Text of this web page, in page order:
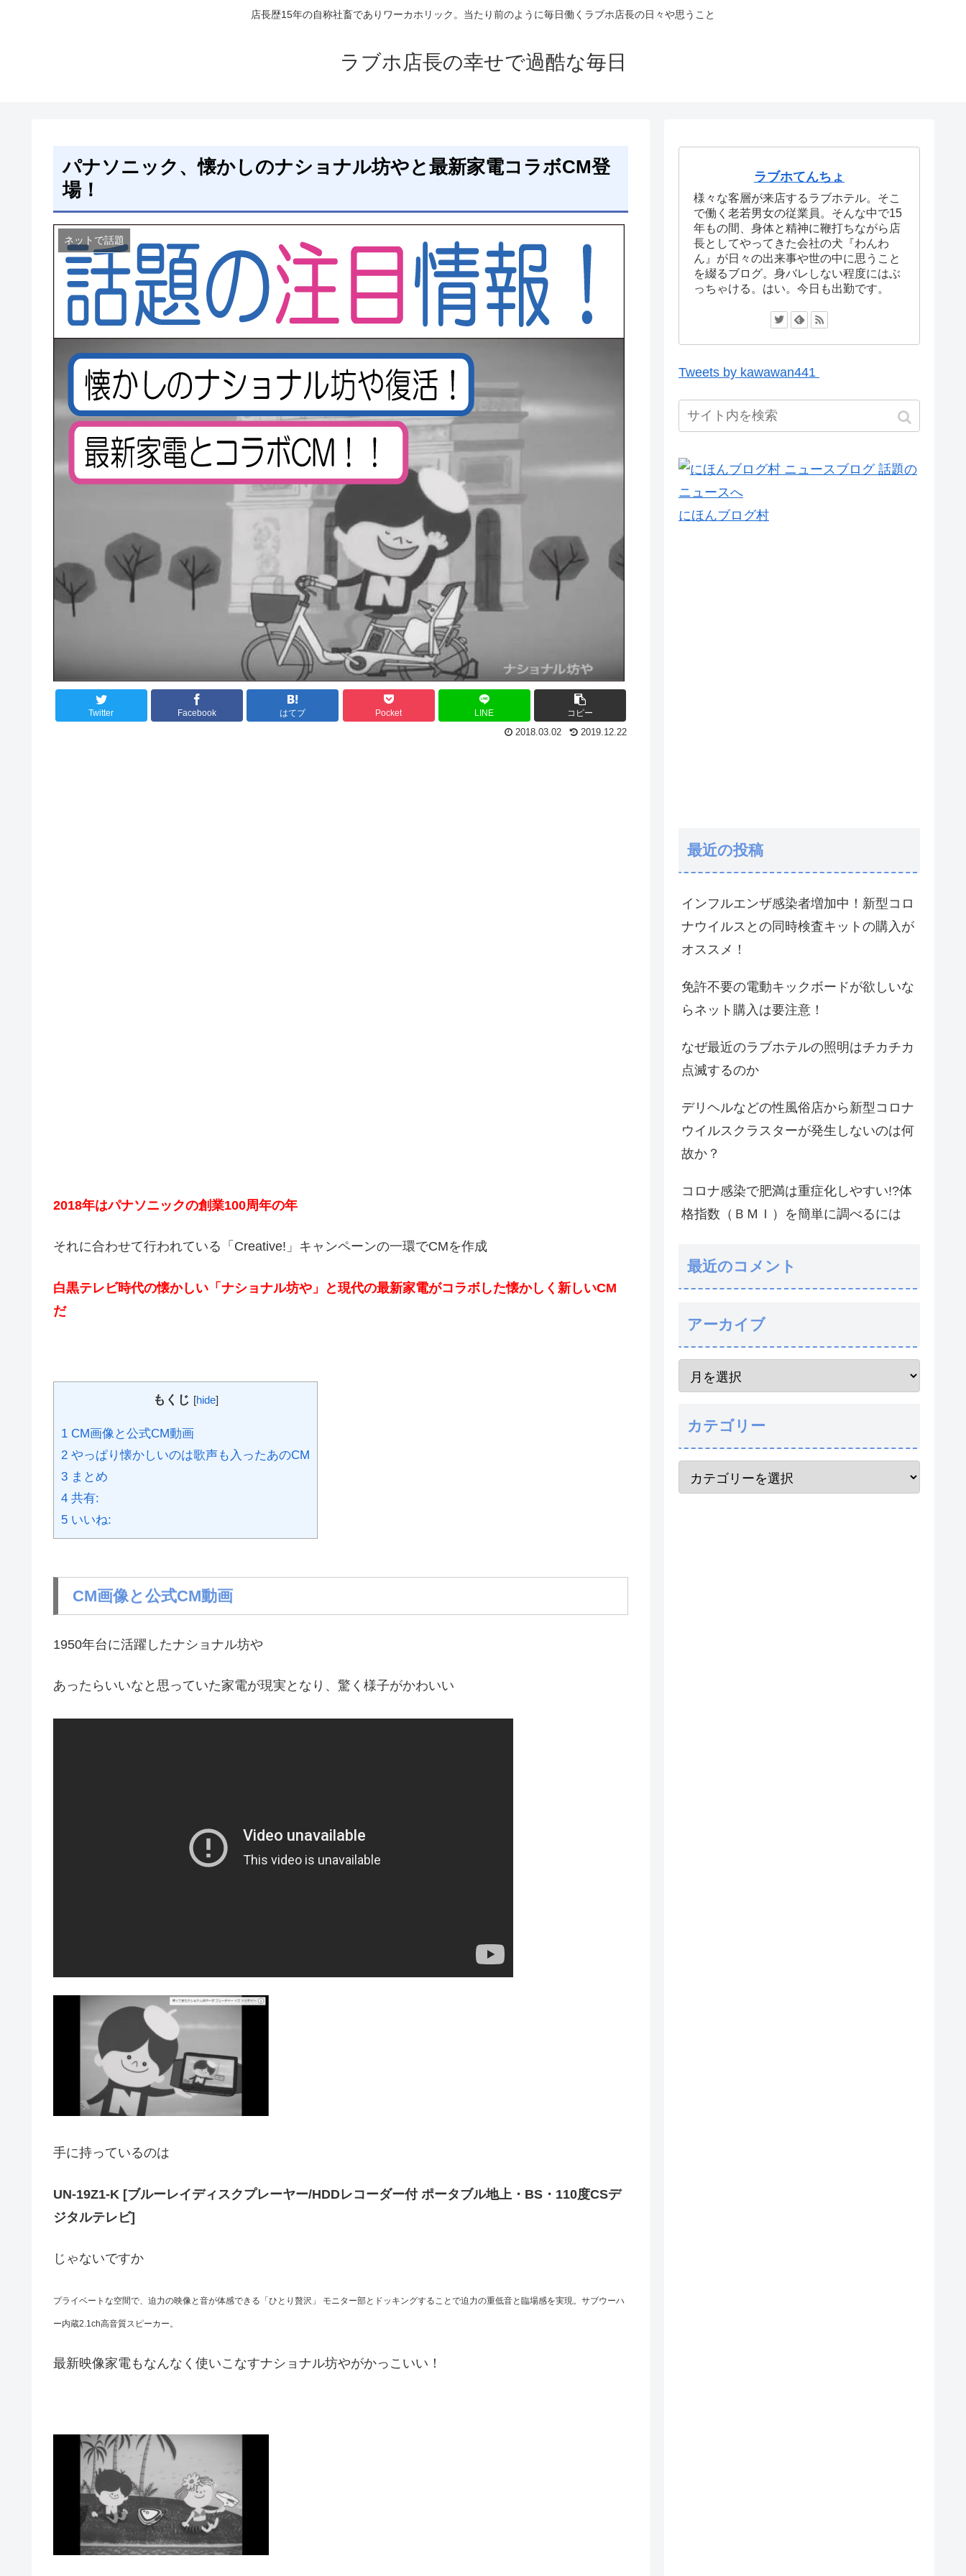
店長歴15年の自称社畜でありワーカホリック。当たり前のように毎日働くラブホ店長の日々や思うこと
ラブホ店長の幸せで過酷な毎日
パナソニック、懐かしのナショナル坊やと最新家電コラボCM登
場！
ネットで話題
Twitter Facebook はてブ Pocket LINE
コピー
2019.12.22
2018.03.02
2018年はパナソニックの創業100周年の年
それに合わせて行われている「Creative!」キャンペーンの一環でCMを作成
白黒テレビ時代の懐かしい「ナショナル坊や」と現代の最新家電がコラボした懐かしく新しいCM
だ
もくじ [hide]
1 CM画像と公式CM動画
2 やっぱり懐かしいのは歌声も入ったあのCM
3 まとめ
4 共有:
5 いいね:
CM画像と公式CM動画
1950年台に活躍したナショナル坊や
あったらいいなと思っていた家電が現実となり、驚く様子がかわいい
手に持っているのは
UN-19Z1-K [ブルーレイディスクプレーヤー/HDDレコーダー付 ポータブル地上・BS・110度CSデ
ジタルテレビ]
じゃないですか
プライベートな空間で、迫力の映像と音が体感できる「ひとり贅沢」 モニター部とドッキングすることで迫力の重低音と臨場感を実現。サブウーハ
ー内蔵2.1ch高音質スピーカー。
最新映像家電もなんなく使いこなすナショナル坊やがかっこいい！
ラブホてんちょ
様々な客層が来店するラブホテル。そこ
で働く老若男女の従業員。そんな中で15
年もの間、身体と精神に鞭打ちながら店
長としてやってきた会社の犬『わんわ
ん』が日々の出来事や世の中に思うこと
を綴るブログ。身バレしない程度にはぶ
っちゃける。はい。今日も出勤です。
Tweets by kawawan441
にほんブログ村
最近の投稿
インフルエンザ感染者増加中！新型コロ
ナウイルスとの同時検査キットの購入が
オススメ！
免許不要の電動キックボードが欲しいな
らネット購入は要注意！
なぜ最近のラブホテルの照明はチカチカ
点滅するのか
デリヘルなどの性風俗店から新型コロナ
ウイルスクラスターが発生しないのは何
故か？
コロナ感染で肥満は重症化しやすい!?体
格指数（ＢＭＩ）を簡単に調べるには
最近のコメント
アーカイブ
カテゴリー